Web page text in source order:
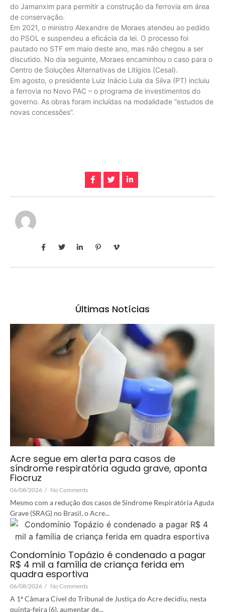
do Jamanxim para permitir a construção da ferrovia em área
de conservação.
Em 2021, o ministro Alexandre de Moraes atendeu ao pedido
do PSOL e suspendeu a eficácia da lei. O processo foi
pautado no STF em maio deste ano, mas não chegou a ser
discutido. No dia seguinte, Moraes encaminhou o caso para o
Centro de Soluções Alternativas de Litígios (Cesal).
Em agosto, o presidente Luiz Inácio Lula da Silva (PT) incluiu
a ferrovia no Novo PAC – o programa de investimentos do
governo. As obras foram incluídas na modalidade “estudos de
novas concessões”.
Últimas Notícias
Acre segue em alerta para casos de
síndrome respiratória aguda grave, aponta
Fiocruz
06/08/2026 / No Comments
Mesmo com a redução dos casos de Síndrome Respiratória Aguda
Grave (SRAG) no Brasil, o Acre...
Condomínio Topázio é condenado a pagar
R$ 4 mil a família de criança ferida em
quadra esportiva
06/08/2026 / No Comments
A 1ª Câmara Cível do Tribunal de Justiça do Acre decidiu, nesta
quinta-feira (6), aumentar de...